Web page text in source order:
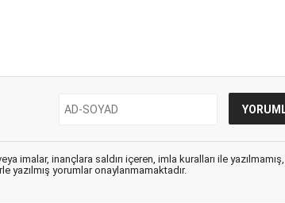
imalar, inançlara saldırı içeren, imla kuralları ile yazılmamış,
yazılmış yorumlar onaylanmamaktadır.